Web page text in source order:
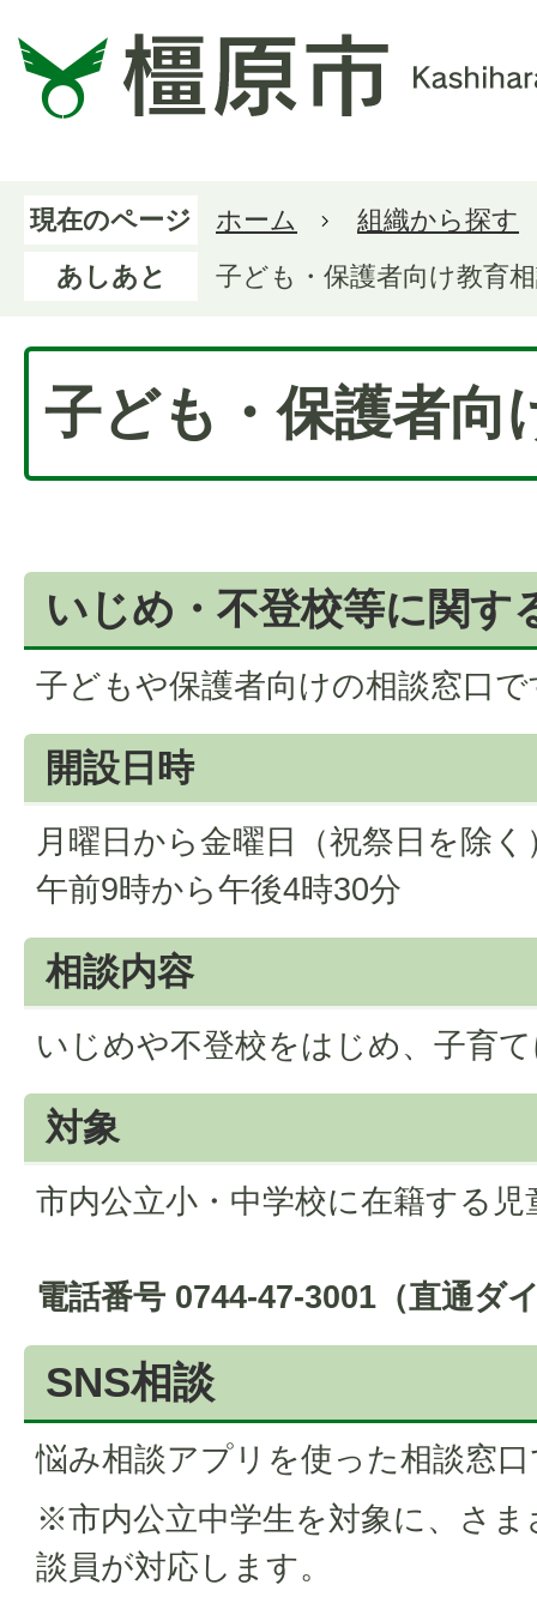
現在のページ ホーム
組織から探す
あしあと
子ども・保護者向け教育
子ども・保護者向
いじめ・不登校等に関す
子どもや保護者向けの相談窓口で
開設日時
月曜日から金曜日（祝祭日を除く
午前9時から午後4時30分
相談内容
いじめや不登校をはじめ、子育
対象
市内公立小・中学校に在籍する
電話番号 0744-47-3001（直通ダ
SNS相談
悩み相談アプリを使った相談窓
※市内公立中学生を対象に、さ
談員が対応します。